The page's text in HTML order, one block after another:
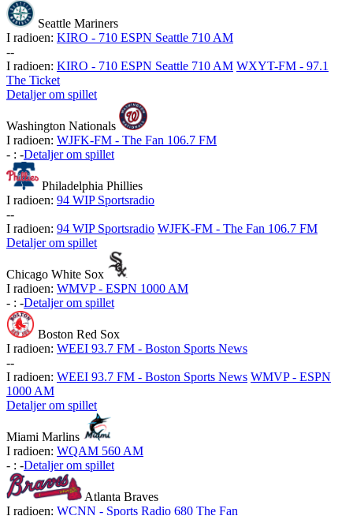
Seattle Mariners
I radioen: KIRO - 710 ESPN Seattle 710 AM
--
I radioen: KIRO - 710 ESPN Seattle 710 AM WXYT-FM - 97.1
The Ticket
Detaljer om spillet
Washington Nationals
I radioen: WJFK-FM - The Fan 106.7 FM
- : -Detaljer om spillet
Philadelphia Phillies
I radioen: 94 WIP Sportsradio
--
I radioen: 94 WIP Sportsradio WJFK-FM - The Fan 106.7 FM
Detaljer om spillet
Chicago White Sox
I radioen: WMVP - ESPN 1000 AM
- : -Detaljer om spillet
Boston Red Sox
I radioen: WEEI 93.7 FM - Boston Sports News
--
I radioen: WEEI 93.7 FM - Boston Sports News WMVP - ESPN
1000 AM
Detaljer om spillet
Miami Marlins
I radioen: WQAM 560 AM
- : -Detaljer om spillet
Atlanta Braves
I radioen: WCNN - Sports Radio 680 The Fan